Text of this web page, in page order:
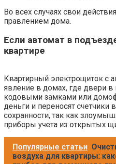
Во всех случаях свои
правлением дома.
Если автомат в
квартире
Квартирный электрощиток с
явление в домах, где двери
кодовыми замками или
деньги и переносят счетчики
сохранности, так как
приборы учета из открытых
Популярные статьи
воздуха для квартиры: